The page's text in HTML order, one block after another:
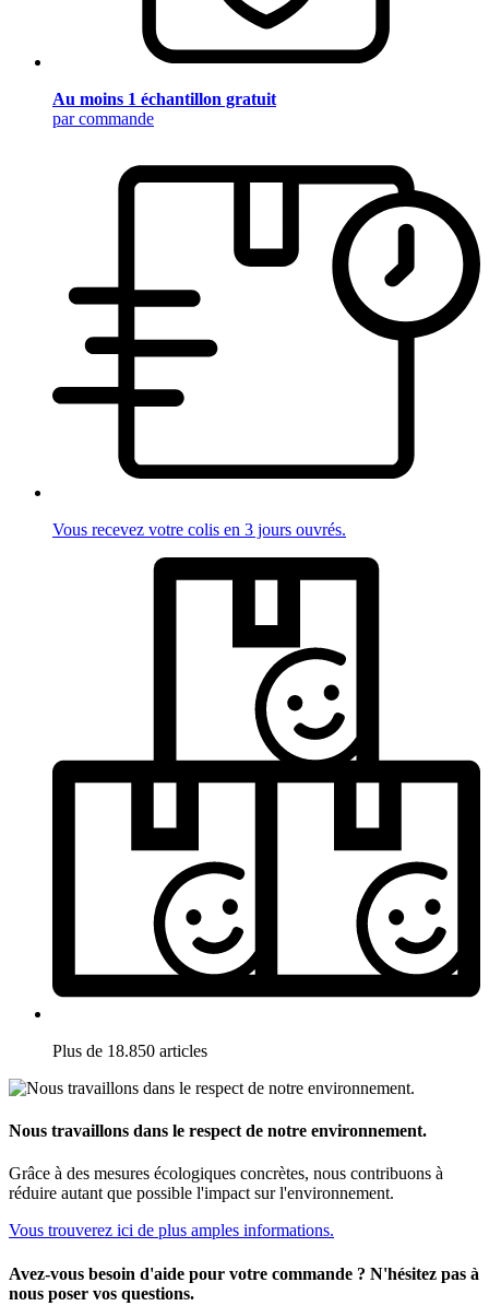
Au moins 1 échantillon gratuit
par commande
Vous recevez votre colis en 3 jours ouvrés.
Plus de 18.850 articles
Nous travaillons dans le respect de notre environnement.
Grâce à des mesures écologiques concrètes, nous contribuons à
réduire autant que possible l'impact sur l'environnement.
Vous trouverez ici de plus amples informations.
Avez-vous besoin d'aide pour votre commande ? N'hésitez pas à
nous poser vos questions.